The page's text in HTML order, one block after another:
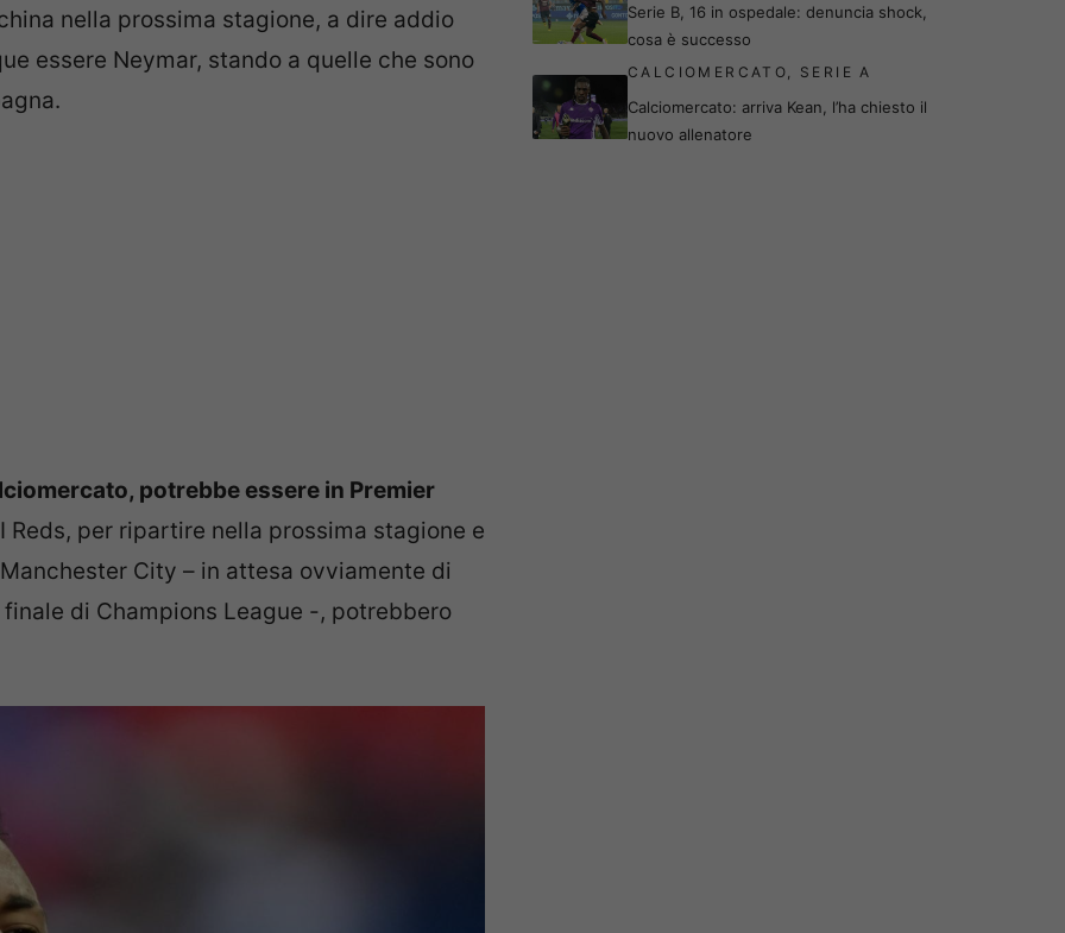
nella prossima stagione, a dire addio
essere Neymar, stando a quelle che sono
potrebbe essere in Premier
Reds, per ripartire nella prossima stagione e
City – in attesa ovviamente di
di Champions League -, potrebbero
Serie B, 16 in ospedale: denuncia shock,
cosa è successo
CALCIOMERCATO, SERIE A
Calciomercato: arriva Kean, l’ha chiesto il
nuovo allenatore